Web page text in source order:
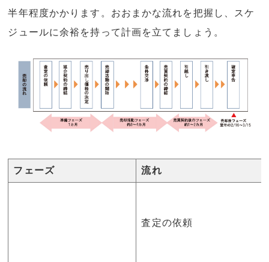
半年程度かかります。おおまかな流れを把握し、スケ
ジュールに余裕を持って計画を立てましょう。
フェーズ 流れ
査定の依頼